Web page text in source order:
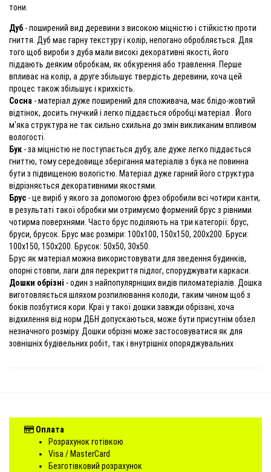
тони.
Дуб - поширений вид деревини з високою міцністю і стійкістю проти
гниття. Дуб має гарну текстуру і колір, непогано обробляється. Для
того щоб вироби з дуба мали високі декоративні якості, його
піддають деяким обробкам, як обкурення або травлення. Перше
впливає на колір, а друге збільшує твердість деревини, хоча цей
процес також збільшує і крихкість.
Сосна - матеріал дуже поширений для споживача, має блідо-жовтий
відтінок, досить гнучкий і легко піддається обробці матеріал . Його
м'яка структура не так сильно схильна до змін викликаним впливом
вологості.
Бук - за міцністю не поступається дубу, але дуже легко піддається
гниттю, тому середовище зберігання матеріалів з бука не повинна
бути з підвищеною вологістю. Матеріал дуже гарний його структура
відрізняється декоративними якостями.
Брус - це виріб у якого за допомогою фрез обробили всі чотири канти,
в результаті такої обробки ми отримуємо формений брус з рівними
чотирма поверхнями. Часто брус поділяють на три категорії: брус,
бруси, брусок. Брус має розміри: 100х100, 150х150, 200х200. Бруси:
100х150, 150х200. Брусок: 50х50, 30х50.
Брус як матеріал можна використовувати для зведення будинків,
опорні стовпи, лаги для перекриття підлог, споруджувати каркаси.
Дошки обрізні - один з найпопулярніших видів пиломатеріалів. Дошка
виготовляється шляхом розпилювання колоди, таким чином щоб з
боків позбутися кори. Краї у такої дошки завжди обрізані, хоча
відхилення від норм ДБН допускаються, може бути присутнім обзел
незначного розміру. Дошки обрізні може застосовуватися як для
зовнішніх будівельних робіт, так і внутрішніх опоряджувальних
Оплата
Розрахунок готівкою
Visa / MasterCard
Безготівковий розрахунок